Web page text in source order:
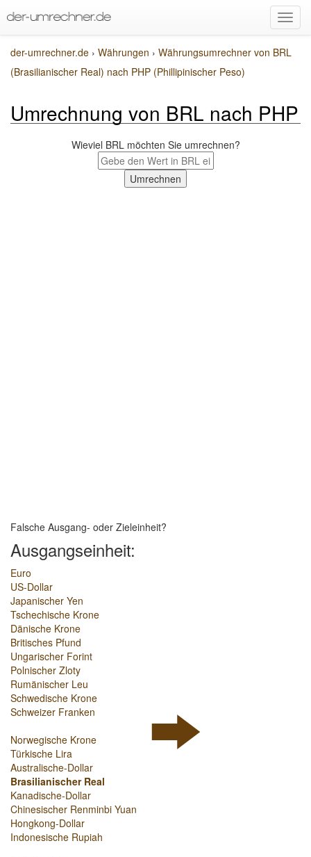
der-umrechner.de › Währungen › Währungsumrechner von BRL
(Brasilianischer Real) nach PHP (Phillipinischer Peso)
Umrechnung von BRL nach PHP
Wieviel BRL möchten Sie umrechnen?
Falsche Ausgang- oder Zieleinheit?
Ausgangseinheit:
Euro
US-Dollar
Japanischer Yen
Tschechische Krone
Dänische Krone
Britisches Pfund
Ungarischer Forint
Polnischer Zloty
Rumänischer Leu
Schwedische Krone
Schweizer Franken
Norwegische Krone
Türkische Lira
Australische-Dollar
Brasilianischer Real
Kanadische-Dollar
Chinesischer Renminbi Yuan
Hongkong-Dollar
Indonesische Rupiah